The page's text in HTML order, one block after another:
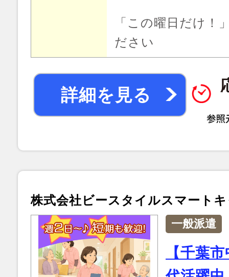
「この曜日だけ！
ださい
詳細を見る
株式会社ビースタイルスマート
一般派遣
【千葉